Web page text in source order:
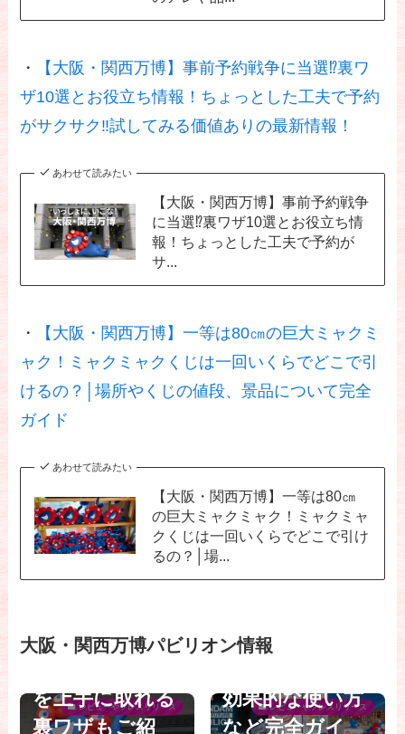
・
【大阪・関西万博】事前予約戦争に当選⁉裏ワ
ザ10選とお役立ち情報！ちょっとした工夫で予約
がサクサク‼試してみる価値ありの最新情報！
あわせて読みたい
【大阪・関西万博】事前予約戦争
に当選⁉裏ワザ10選とお役立ち情
報！ちょっとした工夫で予約が
サ...
・
【大阪・関西万博】一等は80㎝の巨大ミャクミ
ャク！ミャクミャクくじは一回いくらでどこで引
けるの？│場所やくじの値段、景品について完全
ガイド
あわせて読みたい
【大阪・関西万博】一等は80㎝
の巨大ミャクミャク！ミャクミャ
クくじは一回いくらでどこで引け
るの？│場...
大阪・関西万博パビリオン情報
レビューやプレスリリース
【大阪関西万
博】当日予約の
解放時間一覧を
わかりやすくま
を上手に取れる
裏ワザもご紹
レビューやプレスリリース
【大阪・関西万
博】予約や入場
についての裏ワ
ザ12選│ガンダ
人気パビリオン
効果的な使い方
など完全ガイ
博】行ってみま
じた万博のリア
版！万博全パビ
(目安)一覧完全